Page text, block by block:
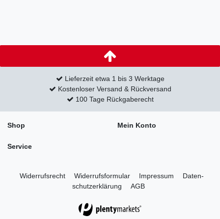
Lieferzeit etwa 1 bis 3 Werktage
Kostenloser Versand & Rückversand
100 Tage Rückgaberecht
Shop Mein Konto
Service
Widerrufs­recht Widerrufs­formular Impressum
Daten­
schutz­erklärung
AGB